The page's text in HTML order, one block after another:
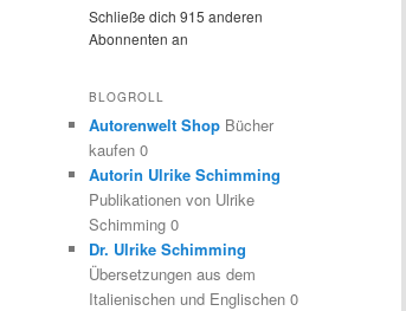
Schließe dich 915 anderen
Abonnenten an
BLOGROLL
Autorenwelt Shop Bücher
kaufen 0
Autorin Ulrike Schimming
Publikationen von Ulrike
Schimming 0
Dr. Ulrike Schimming
Übersetzungen aus dem
Italienischen und Englischen 0